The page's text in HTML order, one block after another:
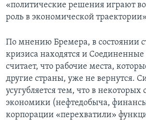
«политические решения играют
роль в экономической
По мнению Бремера, в состоянии
кризиса находятся и
считает, что рабочие места,
другие страны, уже не вернутся.
усугубляется тем, что в некоторых
экономики (нефтедобыча,
корпорации «перехватили»